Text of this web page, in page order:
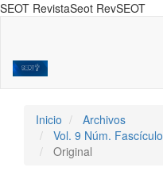
SEOT RevistaSeot RevSEOT
principal
Barra
Inicio
Archivos
Vol. 9 Núm.
Original